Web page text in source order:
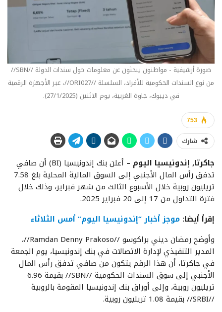
صورة أرشيفية - مواطنون يبحثون عن معلومات حول سندات الدولة //SBN//
من نوع السندات الحكومية للأفراد، السلسلة //ORI027//، عبر الأجهزة الرقمية
في ديبوك، جاوة الغربية، يوم الاثنين (27/1/2025).
753
شارك
جاكرتا, إندونيسيا اليوم –
أعلن بنك إندونيسيا (BI) أن صافي
تدفق رأس المال الأجنبي إلى السوق المالية المحلية بلغ 7.58
تريليون روبية خلال الأسبوع الثالث من شهر فبراير، وذلك خلال
فترة التداول من 17 إلى 20 فبراير 2025.
إقرأ أيضا: موجز أخبار “إندونيسيا اليوم” أمس الثلاثاء
وأوضح رمضان ديني براكوسو //Ramdan Denny Prakoso//،
المدير التنفيذي لإدارة الاتصالات في بنك إندونيسيا، يوم الجمعة
في جاكرتا، أن هذا الرقم يتكون من صافي تدفق رأس المال
الأجنبي إلى سوق السندات الحكومية //SBN// بقيمة 6.96
تريليون روبية، وإلى أوراق بنك إندونيسيا المقومة بالروبية
//SRBI// بقيمة 1.08 تريليون روبية.